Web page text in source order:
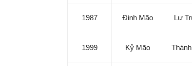
1987 Đinh Mão Lư
1999 Kỷ Mão